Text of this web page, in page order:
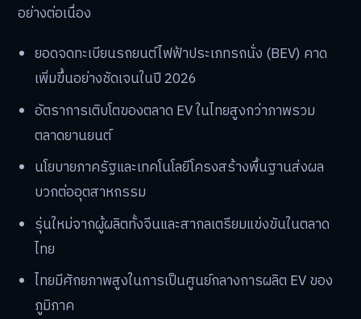
อย่างต่อเนื่อง
ยอดจดทะเบียนรถยนต์ไฟฟ้าประเภทรถนั่ง (BEV) คาด
เพิ่มขึ้นอย่างชัดเจนในปี 2026
อัตราการเติบโตของตลาด EV ในไทยสูงกว่าภาพรวม
ตลาดยานยนต์
นโยบายภาครัฐและเทคโนโลยีโครงสร้างพื้นฐานส่งผล
บวกต่ออุตสาหกรรม
รุ่นใหม่จากผู้ผลิตทั้งจีนและสากลเตรียมแข่งขันในตลาด
ไทย
ไทยมีศักยภาพสูงในการเป็นศูนย์กลางการผลิต EV ของ
ภูมิภาค